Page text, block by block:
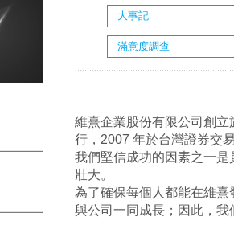
大事記
滿意度調查
維熹企業股份有限公司創
行，2007 年於台灣證券交
我們堅信成功的因素之一
壯大。
為了確保每個人都能在維
與公司一同成長；因此，